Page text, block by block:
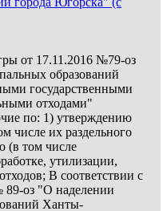
от 17.11.2016 №79-оз
образований
государственными
отходами"
по: 1) утверждению
числе их раздельного
(в том числе
утилизации,
В соответствии с
оз "О наделении
Ханты-